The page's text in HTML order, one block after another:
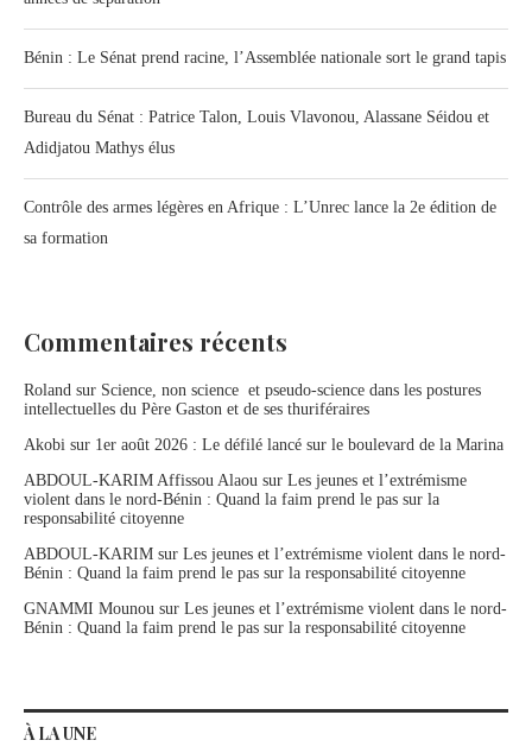
Bénin : Le Sénat prend racine, l’Assemblée nationale sort le grand tapis
Bureau du Sénat : Patrice Talon, Louis Vlavonou, Alassane Séidou et
Adidjatou Mathys élus
Contrôle des armes légères en Afrique : L’Unrec lance la 2e édition de
sa formation
Commentaires récents
Roland sur Science, non science et pseudo-science dans les postures
intellectuelles du Père Gaston et de ses thuriféraires
Akobi sur 1er août 2026 : Le défilé lancé sur le boulevard de la Marina
ABDOUL-KARIM Affissou Alaou sur Les jeunes et l’extrémisme
violent dans le nord-Bénin : Quand la faim prend le pas sur la
responsabilité citoyenne
ABDOUL-KARIM sur Les jeunes et l’extrémisme violent dans le nord-
Bénin : Quand la faim prend le pas sur la responsabilité citoyenne
GNAMMI Mounou sur Les jeunes et l’extrémisme violent dans le nord-
Bénin : Quand la faim prend le pas sur la responsabilité citoyenne
À LA UNE